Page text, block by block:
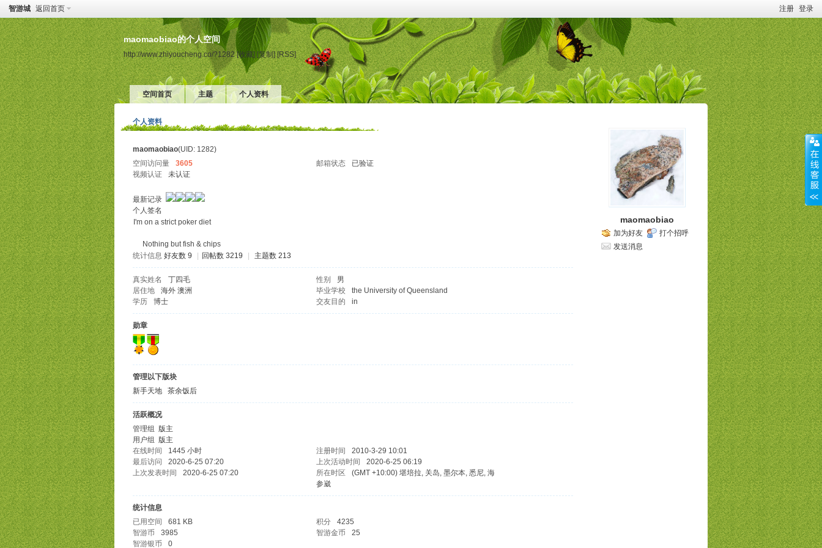
注册 登录
智游城 返回首页
maomaobiao的个人空间
http://www.zhiyoucheng.co/?1282 [收藏] [复制] [RSS]
空间首页 主题 个人资料
个人资料
maomaobiao(UID: 1282)
空间访问量
3605 邮箱状态
已验证
视频认证
未认证
最新记录
个人签名
I'm on a strict poker diet
Nothing but fish & chips
统计信息 好友数 9 回帖数 3219 主题数 213
真实姓名 丁四毛 性别
男
居住地
海外 澳洲 毕业学校
the University of Queensland
学历
博士 交友目的 in
勋章
管理以下版块
新手天地
茶余饭后
活跃概况
管理组 版主
用户组 版主
在线时间
1445 小时 注册时间
2010-3-29 10:01
最后访问
2020-6-25 07:20 上次活动时间
2020-6-25 06:19
上次发表时间
2020-6-25 07:20 所在时区
(GMT +10:00) 堪培拉, 关岛, 墨尔本, 悉尼, 海
参崴
统计信息
已用空间
681 KB 积分
4235
智游币
3985 智游金币
25
智游银币
0
maomaobiao
加为好友
打个招呼
发送消息